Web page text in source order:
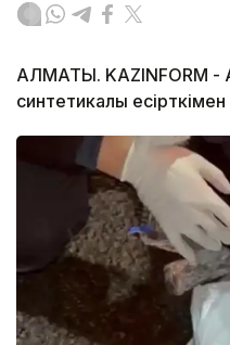
АЛМАТЫ. KAZINFORM -
синтетикалық